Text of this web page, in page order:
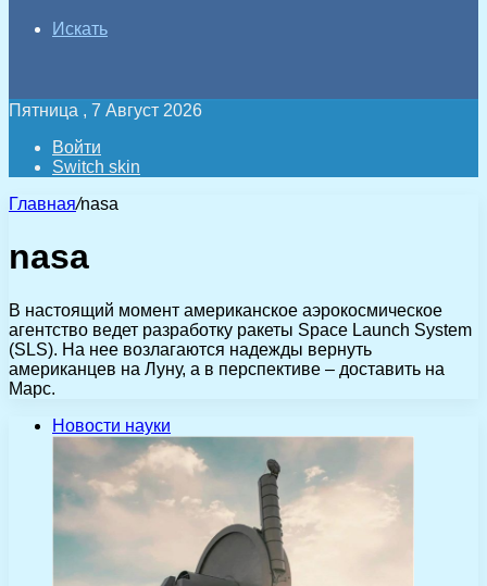
Искать
Пятница , 7 Август 2026
Войти
Switch skin
Главная/nasa
nasa
В настоящий момент американское аэрокосмическое
агентство ведет разработку ракеты Space Launch System
(SLS). На нее возлагаются надежды вернуть
американцев на Луну, а в перспективе – доставить на
Марс.
Новости науки